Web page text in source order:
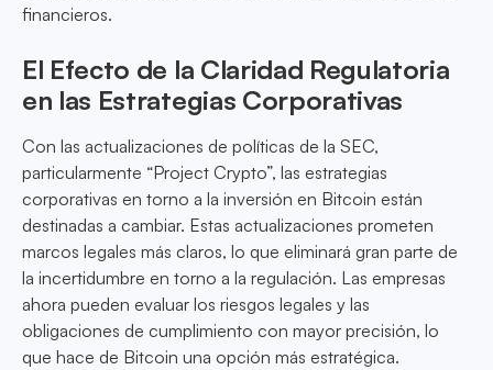
financieros.
El Efecto de la Claridad Regulatoria
en las Estrategias Corporativas
Con las actualizaciones de políticas de la SEC,
particularmente “Project Crypto”, las estrategias
corporativas en torno a la inversión en Bitcoin están
destinadas a cambiar. Estas actualizaciones prometen
marcos legales más claros, lo que eliminará gran parte de
la incertidumbre en torno a la regulación. Las empresas
ahora pueden evaluar los riesgos legales y las
obligaciones de cumplimiento con mayor precisión, lo
que hace de Bitcoin una opción más estratégica.